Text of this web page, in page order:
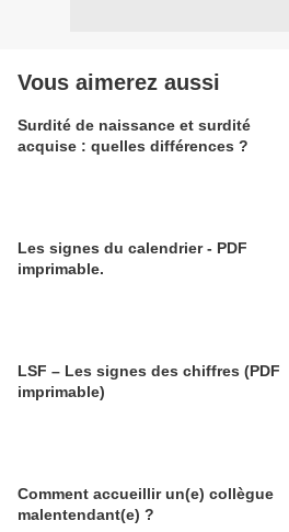
Vous aimerez aussi
Surdité de naissance et surdité
acquise : quelles différences ?
Les signes du calendrier - PDF
imprimable.
LSF – Les signes des chiffres (PDF
imprimable)
Comment accueillir un(e) collègue
malentendant(e) ?